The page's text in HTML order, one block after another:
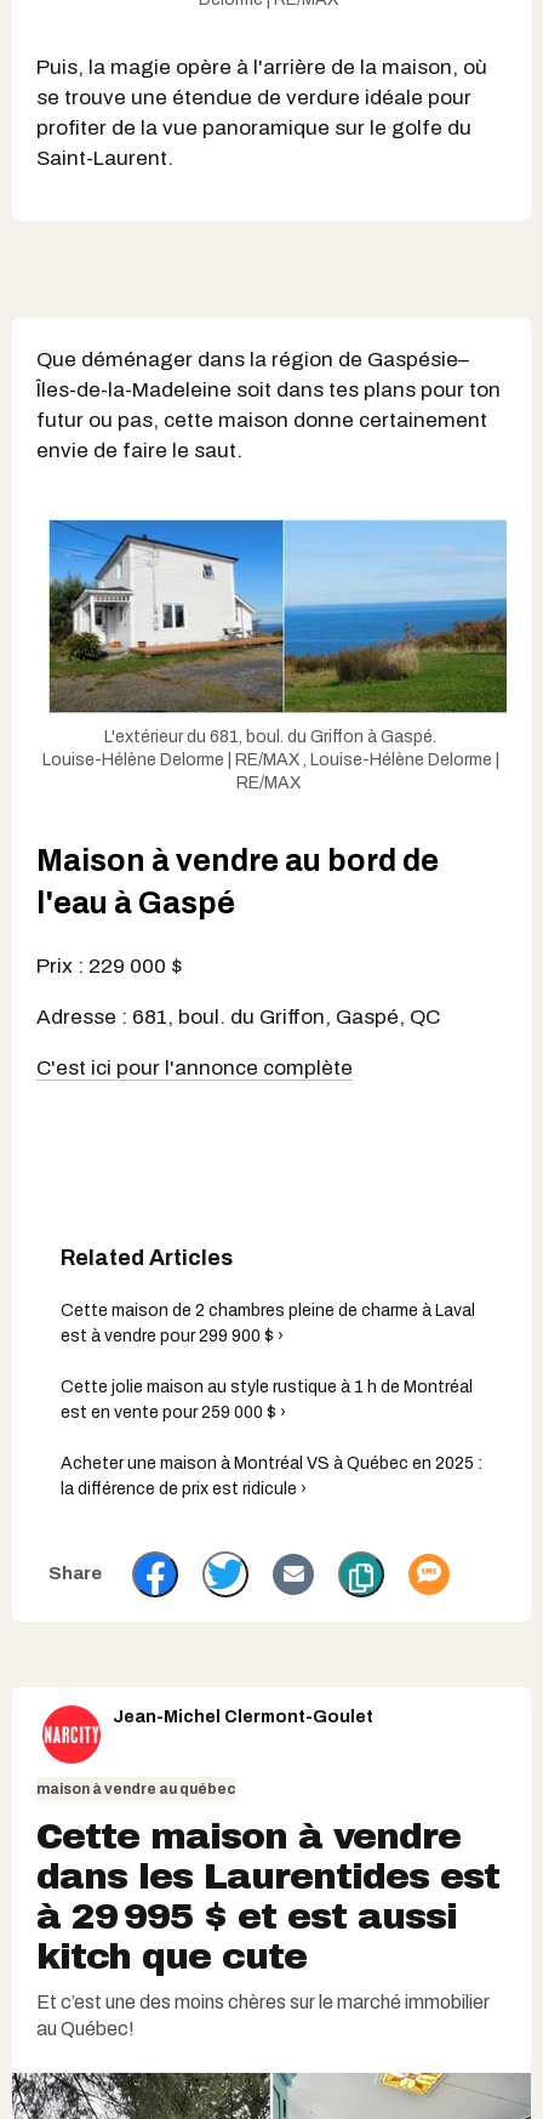
Puis, la magie opère à l'arrière de la maison, où
se trouve une étendue de verdure idéale pour
profiter de la vue panoramique sur le golfe du
Saint-Laurent.
Que déménager dans la région de Gaspésie–
Îles-de-la-Madeleine soit dans tes plans pour ton
futur ou pas, cette maison donne certainement
envie de faire le saut.
L'extérieur du 681, boul. du Griffon à Gaspé.
Louise-Hélène Delorme | RE/MAX
Louise-Hélène Delorme |
RE/MAX
Maison à vendre au bord de
l'eau à Gaspé
Prix : 229 000 $
Adresse : 681, boul. du Griffon, Gaspé, QC
C'est ici pour l'annonce complète
Cette maison de 2 chambres pleine de charme à Laval
est à vendre pour 299 900 $ ›
Cette jolie maison au style rustique à 1 h de Montréal
est en vente pour 259 000 $ ›
Acheter une maison à Montréal VS à Québec en 2025 :
la différence de prix est ridicule ›
Jean-Michel Clermont-Goulet
maison à vendre au québec
Cette maison à vendre
dans les Laurentides est
à 29 995 $ et est aussi
kitch que cute
Et c’est une des moins chères sur le marché immobilier
au Québec!